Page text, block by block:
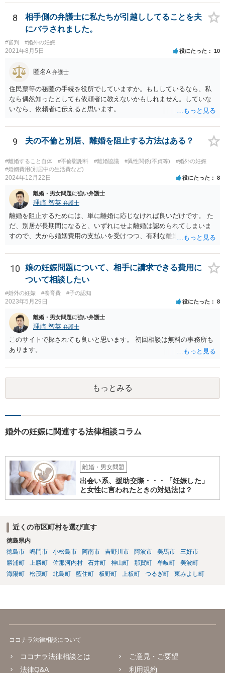
す。 また、認知されたことを前提に、父親として子を養う義務があり
ますので、 養育費を請求できます。 ただ、極端な話相手に収入がなか
ったり、行方不明だったりすると、実際上の回収が難しい可能性はあ
ります。
8
相手側の弁護士に私たちが引越ししてることを夫
にバラされました。
#審判 #婚外の妊娠
2021年8月5日 役にたった 10
匿名A 弁護士
住民票等の秘匿の手続を役所でしていますか。もししているなら、私
なら偶然知ったとしても依頼者に教えないかもしれません。していな
いなら、依頼者に伝えると思います。
9 夫の不倫と別居、離婚を阻止する方法はある？
#離婚すること自体 #不倫慰謝料 #離婚協議 #異性関係(不貞等)
#婚外の妊娠
#婚姻費用(別居中の生活費など)
2024年12月22日 役にたった 8
離婚・男女問題に強い弁護士
理崎 智英 弁護士
離婚を阻止するためには、単に離婚に応じなければ良いだけです。 た
だ、別居が長期間になると、いずれにせよ離婚は認められてしまいま
すので、夫から婚姻費用の支払いを受けつつ、有利な離婚条件での離
10
娘の妊娠問題について、相手に請求できる費用に
ついて相談したい
#婚外の妊娠 #養育費 #子の認知
2023年5月29日 役にたった 8
離婚・男女問題に強い弁護士
理崎 智英 弁護士
このサイトで探されても良いと思います。 初回相談は無料の事務所も
あります。
もっとみる
婚外の妊娠に関連する法律相談コラム
離婚・男女問題
出会い系、援助交際・・・「妊娠した」
と女性に言われたときの対処法は？
近くの市区町村を選び直す
徳島県内
徳島市
鳴門市 小松島市 阿南市 吉野川市 阿波市 美馬市
三好市
勝浦町
上勝町 佐那河内村 石井町 神山町 那賀町 牟岐町
美波町
海陽町
松茂町 北島町 藍住町 板野町 上板町 つるぎ町 東みよし町
ココナラ法律相談について
ココナラ法律相談とは
法律Q&A
ご意見・ご要望
利用規約